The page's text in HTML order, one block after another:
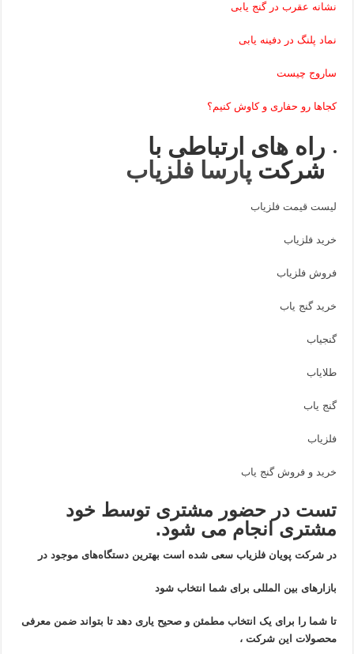
نشانه عقرب در گنج یابی
نماد پلنگ در دفینه یابی
ساروج چیست
کجاها رو حفاری و کاوش کنیم؟
راه های ارتباطی با
شرکت پارسا فلزیاب
لیست قیمت فلزیاب
خرید فلزیاب
فروش فلزیاب
خرید گنج یاب
گنجیاب
طلایاب
گنج یاب
فلزیاب
خرید و فروش گنج یاب
تست در حضور مشتری توسط خود
مشتری انجام می شود.
در شرکت پویان فلزیاب سعی شده است بهترین دستگاه‌های موجود در
بازار‌های بین المللی برای شما انتخاب شود
تا شما را برای یک انتخاب مطمئن و صحیح یاری دهد تا بتواند ضمن معرفی
محصولات این شرکت ،